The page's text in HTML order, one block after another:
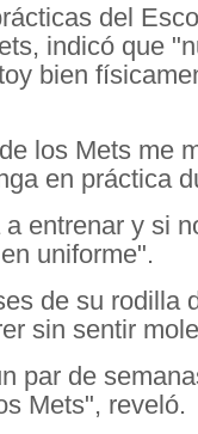
del
indicó que
bien
los Mets me
en práctica
entrenar y si
uniforme".
de su rodilla
sin sentir
par de
Mets", reveló.